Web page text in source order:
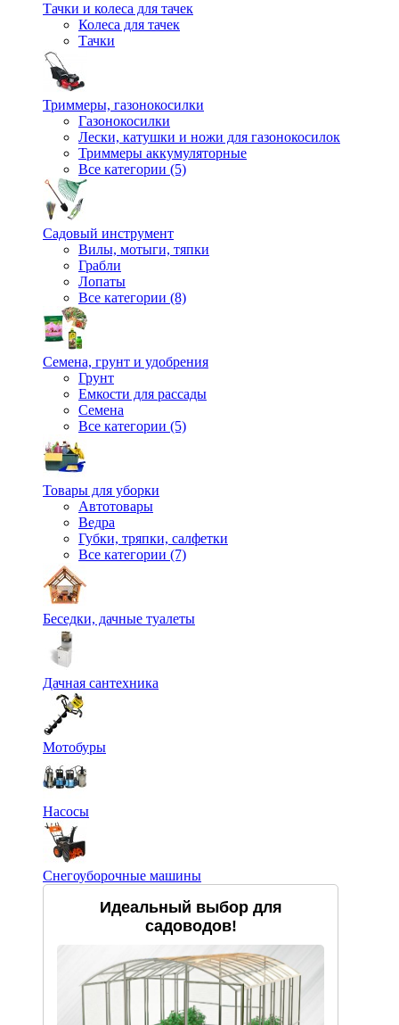
Тачки и колеса для тачек
Колеса для тачек
Тачки
Триммеры, газонокосилки
Газонокосилки
Лески, катушки и ножи для газонокосилок
Триммеры аккумуляторные
Все категории (5)
Садовый инструмент
Вилы, мотыги, тяпки
Грабли
Лопаты
Все категории (8)
Семена, грунт и удобрения
Грунт
Емкости для рассады
Семена
Все категории (5)
Товары для уборки
Автотовары
Ведра
Губки, тряпки, салфетки
Все категории (7)
Беседки, дачные туалеты
Дачная сантехника
Мотобуры
Насосы
Снегоуборочные машины
Идеальный выбор для
садоводов!